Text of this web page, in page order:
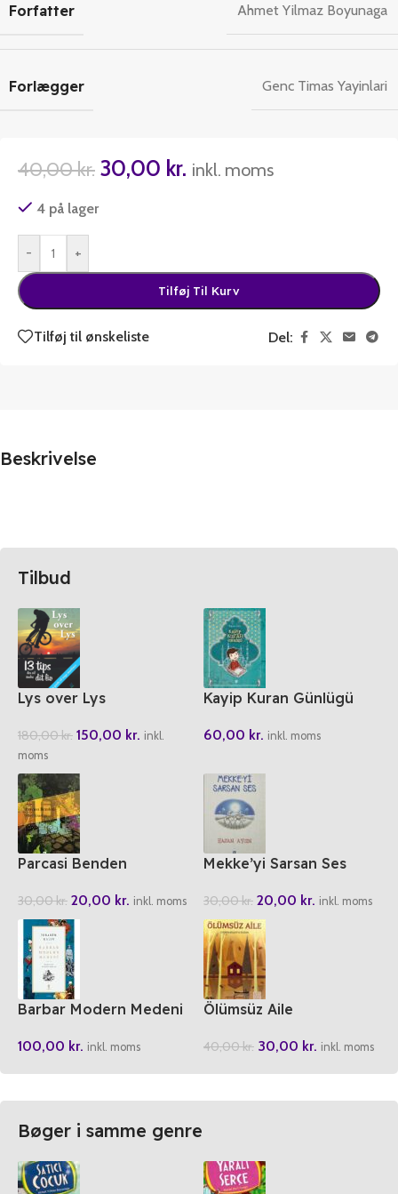
Forfatter Ahmet Yilmaz Boyunaga
Forlægger Genc Timas Yayinlari
40,00kr. 30,00 kr. inkl. moms
4 på lager
- +
Tilføj Til Kurv
Tilføj til ønskeliste Del:
Beskrivelse
Tilbud
Lys over Lys
180,00kr. 150,00 kr. inkl.
moms
Kayip Kuran Günlügü
60,00 kr. inkl. moms
Parcasi Benden
30,00kr. 20,00 kr. inkl. moms
Mekke’yi Sarsan Ses
30,00kr. 20,00 kr. inkl. moms
Barbar Modern Medeni
100,00 kr. inkl. moms
Ölümsüz Aile
40,00kr. 30,00 kr. inkl. moms
Bøger i samme genre